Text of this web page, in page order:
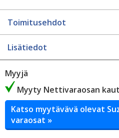
Toimitusehdot
Lisätiedot
Myyjä
Myyty Nettivaraosan
Katso myytävävä olevat
varaosat »